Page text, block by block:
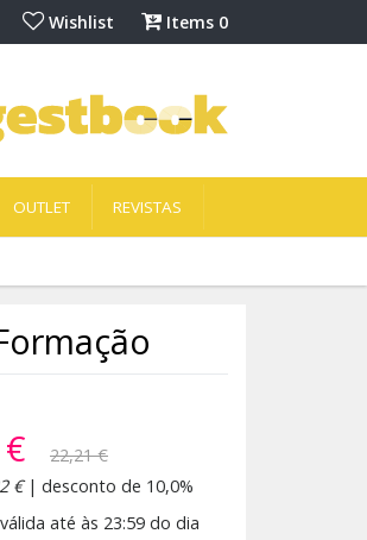
Wishlist Items 0
OUTLET REVISTAS
22,21 €
€| desconto de 10,0%
até às 23:59 do dia